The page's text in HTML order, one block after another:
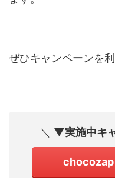
ぜひキャンペーンを
＼ ▼実施中キ
chocozap